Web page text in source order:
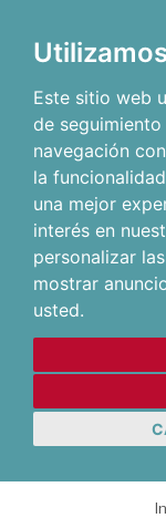
Este sitio web
de
navegación
la
una mejor
interés en
personalizar
mostrar
usted.